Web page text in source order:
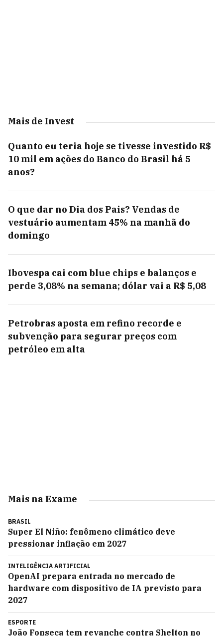
Mais de Invest
Quanto eu teria hoje se tivesse investido R$
10 mil em ações do Banco do Brasil há 5
anos?
O que dar no Dia dos Pais? Vendas de
vestuário aumentam 45% na manhã do
domingo
Ibovespa cai com blue chips e balanços e
perde 3,08% na semana; dólar vai a R$ 5,08
Petrobras aposta em refino recorde e
subvenção para segurar preços com
petróleo em alta
Mais na Exame
BRASIL
Super El Niño: fenômeno climático deve
pressionar inflação em 2027
INTELIGÊNCIA ARTIFICIAL
OpenAI prepara entrada no mercado de
hardware com dispositivo de IA previsto para
2027
ESPORTE
João Fonseca tem revanche contra Shelton no